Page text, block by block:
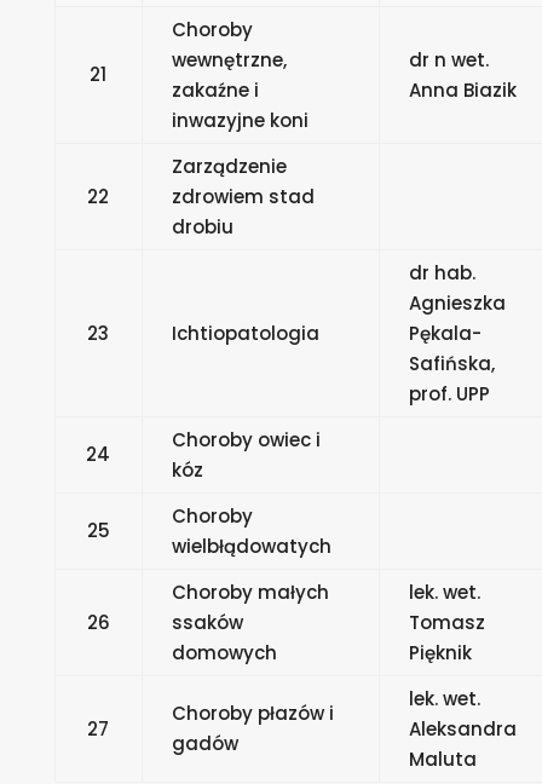
21
Choroby
wewnętrzne,
zakaźne i
inwazyjne koni
dr n wet.
Anna Biazik
22
Zarządzenie
zdrowiem stad
drobiu
23 Ichtiopatologia
dr hab.
Agnieszka
Pękala-
Safińska,
prof. UPP
24
Choroby owiec i
kóz
25
Choroby
wielbłądowatych
26
Choroby małych
ssaków
domowych
lek. wet.
Tomasz
Pięknik
27
Choroby płazów i
gadów
lek. wet.
Aleksandra
Maluta